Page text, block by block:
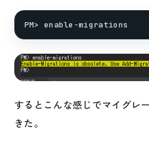
PM> enable-migrations
するとこんな感じでマイグレ
きた。